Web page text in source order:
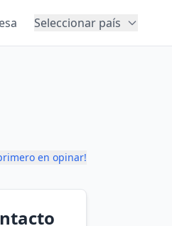
Seleccionar país
en opinar!